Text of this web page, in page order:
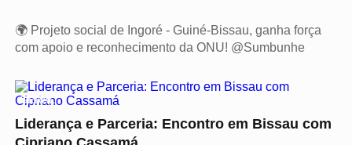
🌍 Projeto social de Ingoré - Guiné-Bissau, ganha força
com apoio e reconhecimento da ONU! @Sumbunhe
GERAL
Liderança e Parceria: Encontro em Bissau com